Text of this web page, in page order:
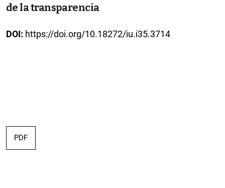
de la transparencia
DOI: https://doi.org/10.18272/iu.i35.3714
PDF